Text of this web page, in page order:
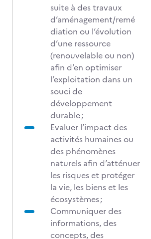
suite à des travaux
d’aménagement/remé
diation ou l’évolution
d’une ressource
(renouvelable ou non)
afin d’en optimiser
l’exploitation dans un
souci de
développement
durable ;
Evaluer l’impact des
activités humaines ou
des phénomènes
naturels afin d’atténuer
les risques et protéger
la vie, les biens et les
écosystèmes ;
Communiquer des
informations, des
concepts, des